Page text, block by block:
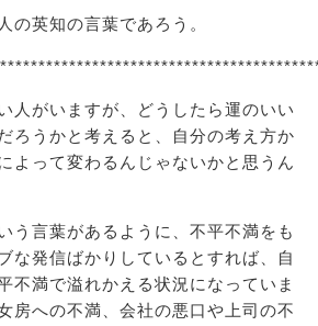
の英知の言葉であろう。
人がいますが、どうしたら運のいい
ろうかと考えると、自分の考え方か
よって変わるんじゃないかと思うん
う言葉があるように、不平不満をも
な発信ばかりしているとすれば、自
不満で溢れかえる状況になっていま
房への不満、会社の悪口や上司の不